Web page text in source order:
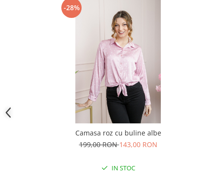
-28%
Camasa roz cu buline albe
199,00 RON143,00 RON
IN STOC